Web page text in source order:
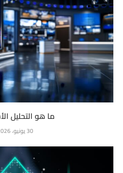
ما هو التحليل
30 يونيو، 2026